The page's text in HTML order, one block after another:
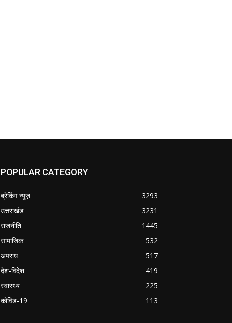
POPULAR CATEGORY
ब्रेकिंग न्यूज़
3293
उत्तराखंड
3231
राजनीति
1445
सामाजिक
532
अपराध
517
देश-विदेश
419
स्वास्थ्य
225
कोविड-19
113